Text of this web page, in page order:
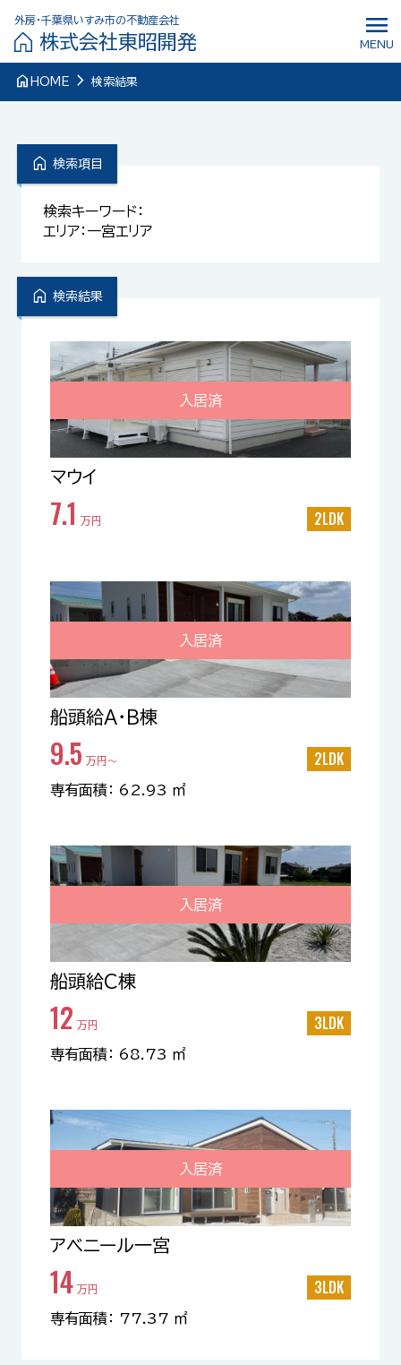
外房・千葉県いすみ市の不動産会社
株式会社東昭開発 menu
MENU
home HOME navigate_next 検索結果
home 検索項目
検索キーワード：
エリア：一宮エリア
home 検索結果
入居済
マウイ
7.1 万円 2LDK
入居済
船頭給A・B棟
9.5 万円〜 2LDK
専有面積： 62.93 ㎡
入居済
船頭給C棟
12 万円 3LDK
専有面積： 68.73 ㎡
入居済
アベニール一宮
14 万円 3LDK
専有面積： 77.37 ㎡